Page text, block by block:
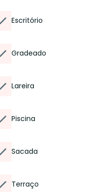
Escritório
Gradeado
Lareira
Piscina
Sacada
Terraço